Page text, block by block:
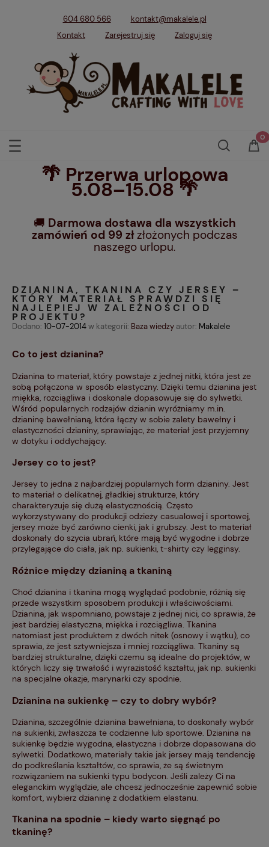
604 680 566
kontakt@makalele.pl
Kontakt
Zarejestruj się Zaloguj się
🌴 Przerwa urlopowa
5.08–15.08 🌴
🚚 Darmowa dostawa dla wszystkich
zamówień od 99 złzłożonych podczas
naszego urlopu.
DZIANINA, TKANINA CZY JERSEY –
KTÓRY MATERIAŁ SPRAWDZI SIĘ
NAJLEPIEJ W ZALEŻNOŚCI OD
PROJEKTU?
Dodano: 10-07-2014w kategorii: Baza wiedzy autor: Makalele
Co to jest dzianina?
Dzianina to materiał, który powstaje z jednej nitki, która jest ze
sobą połączona w sposób elastyczny. Dzięki temu dzianina jest
miękka, rozciągliwa i doskonale dopasowuje się do sylwetki.
Wśród popularnych rodzajów dzianin wyróżniamy m.in.
dzianinę bawełnianą, która łączy w sobie zalety bawełny i
elastyczności dzianiny, sprawiając, że materiał jest przyjemny
w dotyku i oddychający.
Jersey co to jest?
Jersey to jedna z najbardziej popularnych form dzianiny. Jest
to materiał o delikatnej, gładkiej strukturze, który
charakteryzuje się dużą elastycznością. Często
wykorzystywany do produkcji odzieży casualowej i sportowej,
jersey może być zarówno cienki, jak i grubszy. Jest to materiał
doskonały do szycia ubrań, które mają być wygodne i dobrze
przylegające do ciała, jak np. sukienki, t-shirty czy legginsy.
Różnice między dzianiną a tkaniną
Choć dzianina i tkanina mogą wyglądać podobnie, różnią się
przede wszystkim sposobem produkcji i właściwościami.
Dzianina, jak wspomniano, powstaje z jednej nici, co sprawia, że
jest bardziej elastyczna, miękka i rozciągliwa. Tkanina
natomiast jest produktem z dwóch nitek (osnowy i wątku), co
sprawia, że jest sztywniejsza i mniej rozciągliwa. Tkaniny są
bardziej strukturalne, dzięki czemu są idealne do projektów, w
których liczy się trwałość i wyrazistość kształtu, jak np. sukienki
na specjalne okazje, marynarki czy spodnie.
Dzianina na sukienkę – czy to dobry wybór?
Dzianina, szczególnie dzianina bawełniana, to doskonały wybór
na sukienki, zwłaszcza te codzienne lub sportowe. Dzianina na
sukienkę będzie wygodna, elastyczna i dobrze dopasowana do
sylwetki. Dodatkowo, materiały takie jak jersey mają tendencję
do podkreślania kształtów, co sprawia, że są świetnym
rozwiązaniem na sukienki typu bodycon. Jeśli zależy Ci na
eleganckim wyglądzie, ale chcesz jednocześnie zapewnić sobie
komfort, wybierz dzianinę z dodatkiem elastanu.
Tkanina na spodnie – kiedy warto sięgnąć po
tkaninę?